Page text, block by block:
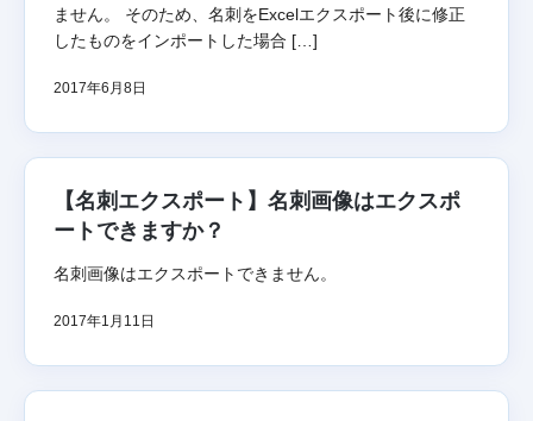
ません。 そのため、名刺をExcelエクスポート後に修正
したものをインポートした場合 […]
2017年6月8日
【名刺エクスポート】名刺画像はエクスポ
ートできますか？
名刺画像はエクスポートできません。
2017年1月11日